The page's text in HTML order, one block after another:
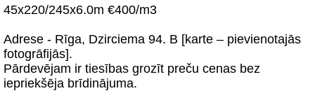
45x220/245x6.0m €400/m3
Adrese - Rīga, Dzirciema 94. B [karte – pievienotajās
fotogrāfijās].
Pārdevējam ir tiesības grozīt preču cenas bez
iepriekšēja brīdinājuma.